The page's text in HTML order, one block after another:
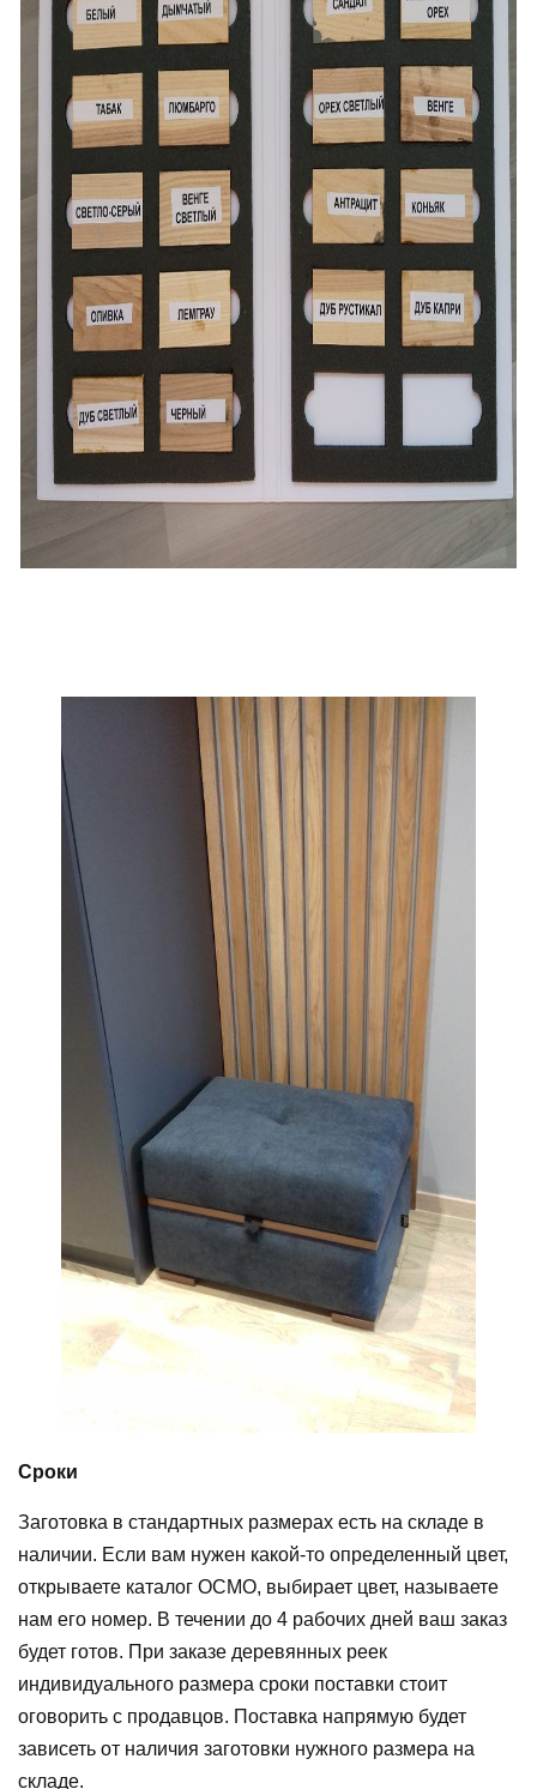
Сроки
Заготовка в стандартных размерах есть на складе в
наличии. Если вам нужен какой-то определенный цвет,
открываете каталог ОСМО, выбирает цвет, называете
нам его номер. В течении до 4 рабочих дней ваш заказ
будет готов. При заказе деревянных реек
индивидуального размера сроки поставки стоит
оговорить с продавцов. Поставка напрямую будет
зависеть от наличия заготовки нужного размера на
складе.